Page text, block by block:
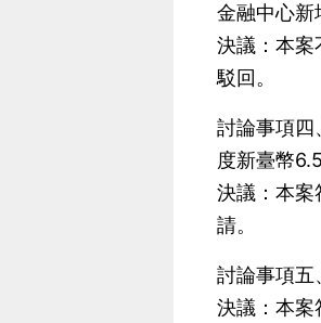
金融中心新
決議：本案
駁回。
討論事項四
度新臺幣
決議：本案
請。
討論事項五
決議：本案